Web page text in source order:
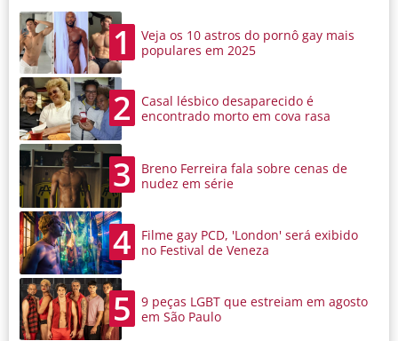
1
Veja os 10 astros do pornô gay mais
populares em 2025
2
Casal lésbico desaparecido é
encontrado morto em cova rasa
3
Breno Ferreira fala sobre cenas de
nudez em série
4
Filme gay PCD, 'London' será exibido
no Festival de Veneza
5
9 peças LGBT que estreiam em agosto
em São Paulo